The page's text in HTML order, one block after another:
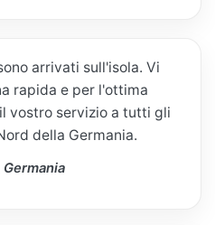
arrivati sull'isola. Vi
rapida e per l'ottima
vostro servizio a tutti gli
della Germania.